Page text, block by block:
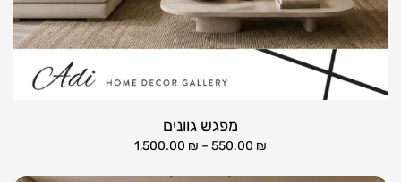
מפגש גוונים
550.00 ₪
–
1,500.00 ₪